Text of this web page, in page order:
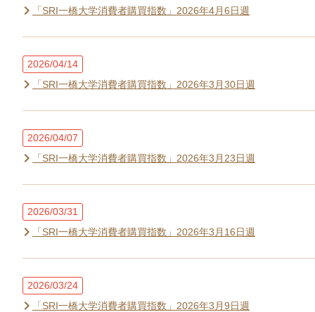
「SRI一橋大学消費者購買指数」2026年4月6日週
2026/04/14
「SRI一橋大学消費者購買指数」2026年3月30日週
2026/04/07
「SRI一橋大学消費者購買指数」2026年3月23日週
2026/03/31
「SRI一橋大学消費者購買指数」2026年3月16日週
2026/03/24
「SRI一橋大学消費者購買指数」2026年3月9日週